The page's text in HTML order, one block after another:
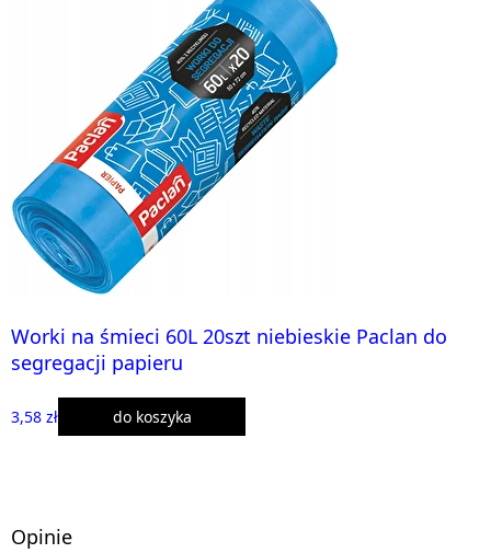
Worki na śmieci 60L 20szt niebieskie Paclan do
segregacji papieru
3,58 zł do koszyka
Opinie